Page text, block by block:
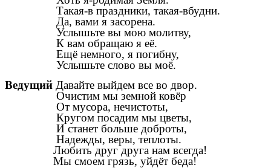
Такая-в праздники, такая-вбудни.
Да, вами я засорена.
Услышьте вы мою молитву,
К вам обращаю я её.
Ещё немного, я погибну,
Услышьте слово вы моё.
Ведущий Давайте выйдем все во двор.
Очистим мы земной ковёр
От мусора, нечистоты,
Кругом посадим мы цветы,
И станет больше доброты,
Надежды, веры, теплоты.
Любить друг друга нам всегда!
Мы смоем грязь, уйдёт беда!